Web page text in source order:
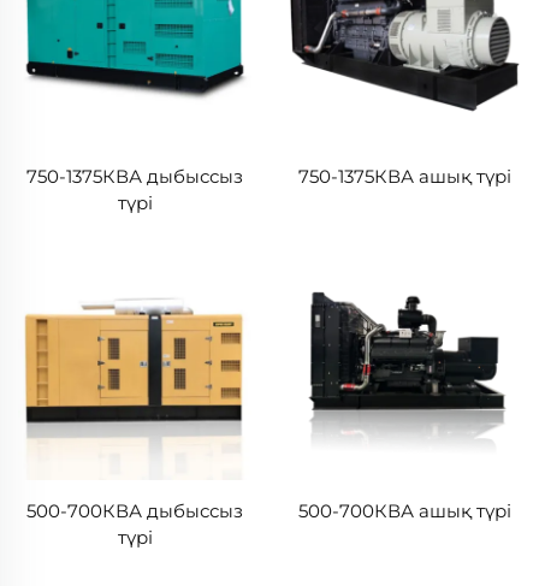
750-1375КВА дыбыссыз
түрі
750-1375КВА ашық түрі
500-700КВА дыбыссыз
түрі
500-700КВА ашық түрі